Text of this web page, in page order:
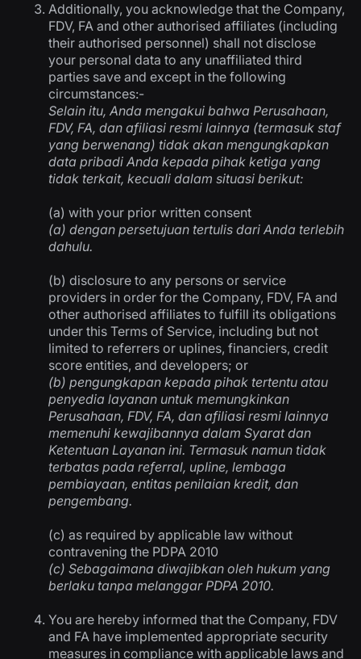
Additionally, you acknowledge that the Company,
FDV, FA and other authorised affiliates (including
their authorised personnel) shall not disclose
your personal data to any unaffiliated third
parties save and except in the following
circumstances:-
Selain itu, Anda mengakui bahwa Perusahaan,
FDV, FA, dan afiliasi resmi lainnya (termasuk staf
yang berwenang) tidak akan mengungkapkan
data pribadi Anda kepada pihak ketiga yang
tidak terkait, kecuali dalam situasi berikut:
(a) with your prior written consent
(a) dengan persetujuan tertulis dari Anda terlebih
dahulu.
(b) disclosure to any persons or service
providers in order for the Company, FDV, FA and
other authorised affiliates to fulfill its obligations
under this Terms of Service, including but not
limited to referrers or uplines, financiers, credit
score entities, and developers; or
(b) pengungkapan kepada pihak tertentu atau
penyedia layanan untuk memungkinkan
Perusahaan, FDV, FA, dan afiliasi resmi lainnya
memenuhi kewajibannya dalam Syarat dan
Ketentuan Layanan ini. Termasuk namun tidak
terbatas pada referral, upline, lembaga
pembiayaan, entitas penilaian kredit, dan
pengembang.
(c) as required by applicable law without
contravening the PDPA 2010
(c) Sebagaimana diwajibkan oleh hukum yang
berlaku tanpa melanggar PDPA 2010.
You are hereby informed that the Company, FDV
and FA have implemented appropriate security
measures in compliance with applicable laws and